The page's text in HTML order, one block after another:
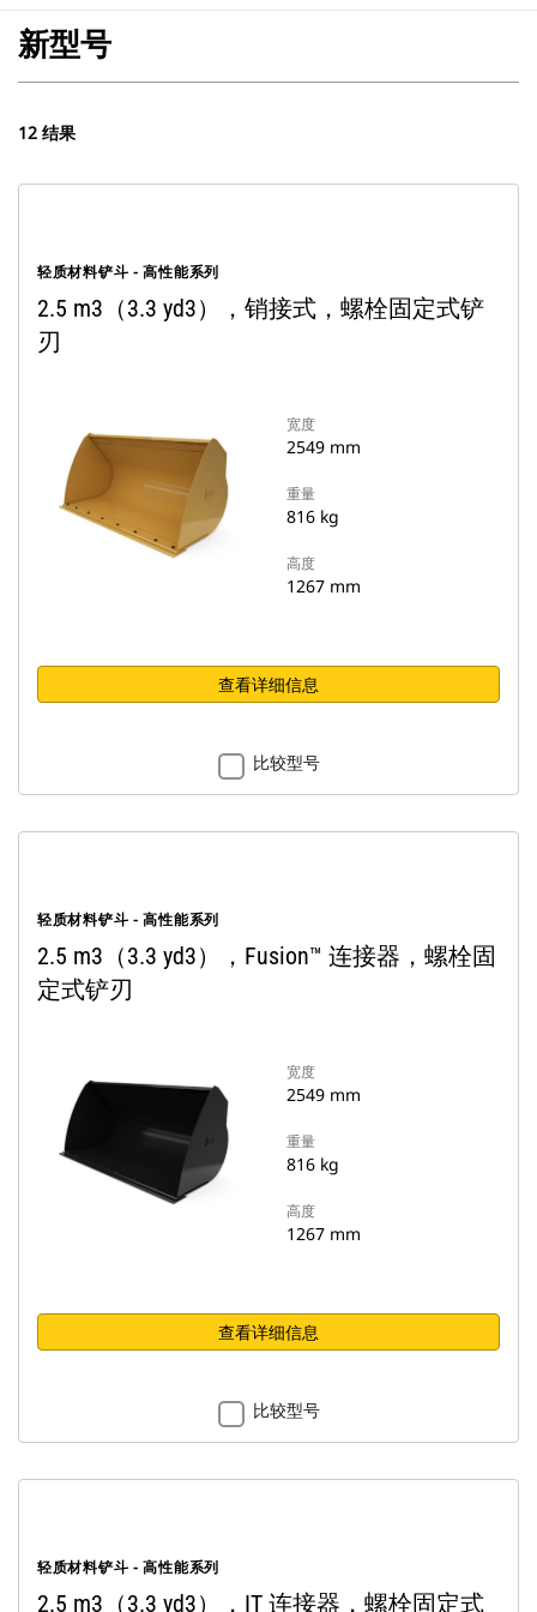
新型号
12 结果
轻质材料铲斗 - 高性能系列
2.5 m3（3.3 yd3），销接式，螺栓固定式铲
刃
宽度
2549 mm
重量
816 kg
高度
1267 mm
查看详细信息
比较型号
轻质材料铲斗 - 高性能系列
2.5 m3（3.3 yd3），Fusion™ 连接器，螺栓固
定式铲刃
宽度
2549 mm
重量
816 kg
高度
1267 mm
查看详细信息
比较型号
轻质材料铲斗 - 高性能系列
2.5 m3（3.3 yd3），IT 连接器，螺栓固定式